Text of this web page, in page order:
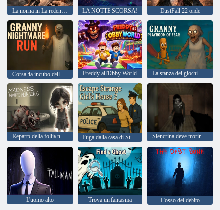
La nonna in La redenzione delle cinque notti LA NOTTE SCORSA! DustFall 22 onde
Freddy all'Obby World La stanza dei giochi della nonna della paura
Reparto della follia numero 6 Fuga dalla casa di Strange Girl 2 Slendrina deve morire nella foresta
L'uomo alto Trova un fantasma L'osso del debito